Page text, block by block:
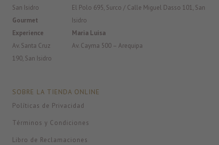
San Isidro
Gourmet
Experience
Av. Santa Cruz
190, San Isidro
El Polo 695, Surco / Calle Miguel Dasso 101, San
Isidro
Maria Luisa
Av. Cayma 500 – Arequipa
SOBRE LA TIENDA ONLINE
Políticas de Privacidad
Términos y Condiciones
Libro de Reclamaciones